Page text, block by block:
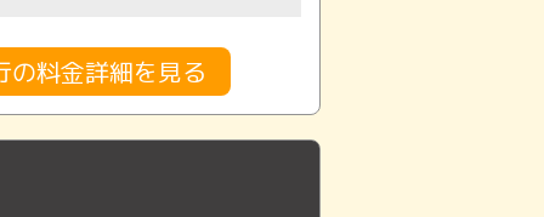
の料金詳細を見る